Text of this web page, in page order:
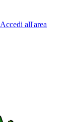
Accedi all'area